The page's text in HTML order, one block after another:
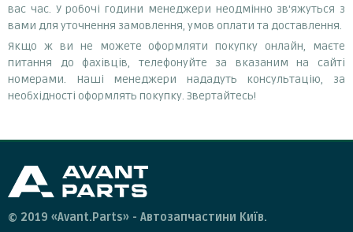
вас час. У робочі години менеджери неодмінно зв'яжуться з
вами для уточнення замовлення, умов оплати та доставлення.
Якщо ж ви не можете оформляти покупку онлайн, маєте
питання до фахівців, телефонуйте за вказаним на сайті
номерами. Наші менеджери нададуть консультацію, за
необхідності оформлять покупку. Звертайтесь!
© 2019 «Avant.Parts» - Автозапчастини Київ.